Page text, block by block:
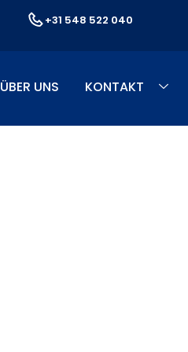
+31 548 522 040
ÜBER UNS KONTAKT